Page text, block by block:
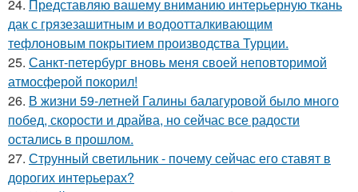
24. Представляю вашему вниманию интерьерную ткань
дак с грязезашитным и водоотталкивающим
тефлоновым покрытием производства Турции.
25. Санкт-петербург вновь меня своей неповторимой
атмосферой покорил!
26. В жизни 59-летней Галины балагуровой было много
побед, скорости и драйва, но сейчас все радости
остались в прошлом.
27. Струнный светильник - почему сейчас его ставят в
дорогих интерьерах?